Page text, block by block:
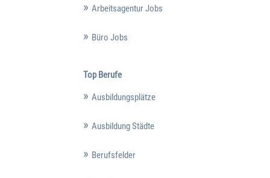
Arbeitsagentur Jobs
Büro Jobs
Top Berufe
Ausbildungsplätze
Ausbildung Städte
Berufsfelder